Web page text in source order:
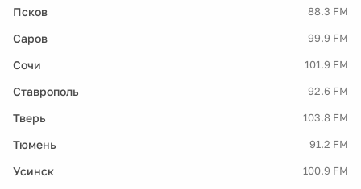
Псков 88.3 FM
Саров 99.9 FM
Сочи 101.9 FM
Ставрополь 92.6 FM
Тверь 103.8 FM
Тюмень 91.2 FM
Усинск 100.9 FM